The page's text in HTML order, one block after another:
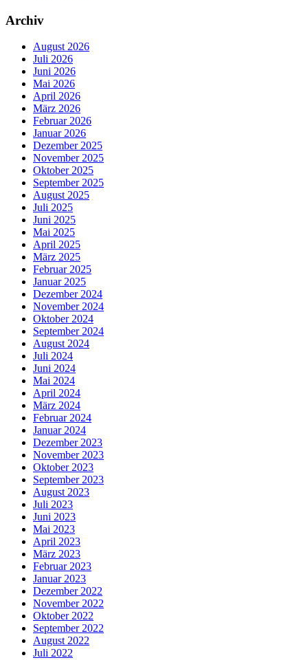
Archiv
August 2026
Juli 2026
Juni 2026
Mai 2026
April 2026
März 2026
Februar 2026
Januar 2026
Dezember 2025
November 2025
Oktober 2025
September 2025
August 2025
Juli 2025
Juni 2025
Mai 2025
April 2025
März 2025
Februar 2025
Januar 2025
Dezember 2024
November 2024
Oktober 2024
September 2024
August 2024
Juli 2024
Juni 2024
Mai 2024
April 2024
März 2024
Februar 2024
Januar 2024
Dezember 2023
November 2023
Oktober 2023
September 2023
August 2023
Juli 2023
Juni 2023
Mai 2023
April 2023
März 2023
Februar 2023
Januar 2023
Dezember 2022
November 2022
Oktober 2022
September 2022
August 2022
Juli 2022